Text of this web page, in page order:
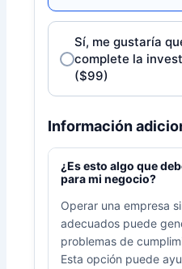
Sí, me gustaría
complete la
($99)
Información
¿Es esto algo que
para mi negocio?
Operar una empresa
adecuados puede
problemas de
Esta opción puede